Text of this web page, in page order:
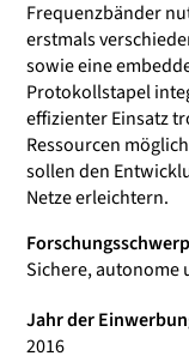
Frequenzbänder
erstmals
sowie eine
Protokollstapel
effizienter Einsatz
Ressourcen
sollen den
Netze erleichtern.
Sichere, autonome
Jahr der
2016